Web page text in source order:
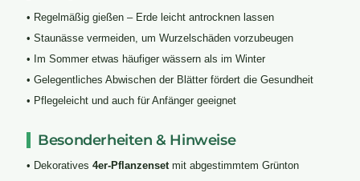
• Regelmäßig gießen – Erde leicht antrocknen lassen
• Staunässe vermeiden, um Wurzelschäden vorzubeugen
• Im Sommer etwas häufiger wässern als im Winter
• Gelegentliches Abwischen der Blätter fördert die Gesundheit
• Pflegeleicht und auch für Anfänger geeignet
Besonderheiten & Hinweise
• Dekoratives 4er-Pflanzensetmit abgestimmtem Grünton